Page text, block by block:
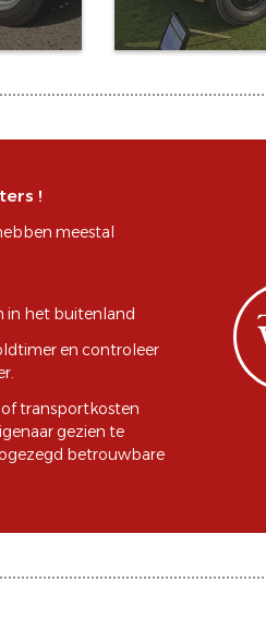
!
meestal
in het buitenland
en controleer
transportkosten
gezien te
betrouwbare